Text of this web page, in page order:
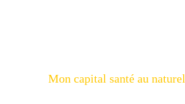
Mon capital santé au naturel